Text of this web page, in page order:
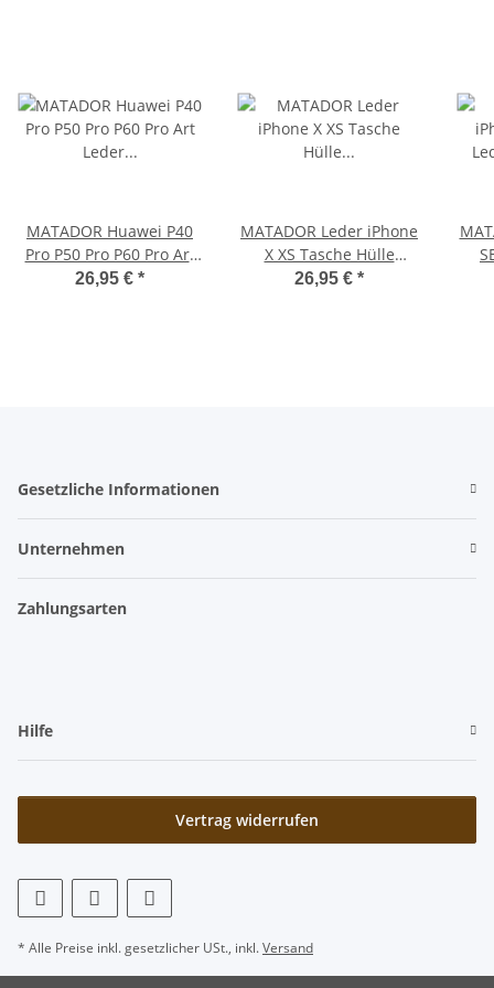
MATADOR Huawei P40
Pro P50 Pro P60 Pro Art
Leder Gürteltasche
26,95 € *
MATADOR Leder iPhone
X XS Tasche Hülle
Gürteltasche Vintage
26,95 € *
Gesetzliche Informationen
Unternehmen
Zahlungsarten
Hilfe
Vertrag widerrufen
* Alle Preise inkl. gesetzlicher USt., inkl.Versand